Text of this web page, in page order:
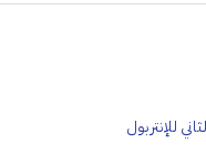
للإنتربول